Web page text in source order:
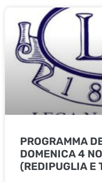
PROGRAMMA
DOMENICA 4
(REDIPUGLIA E